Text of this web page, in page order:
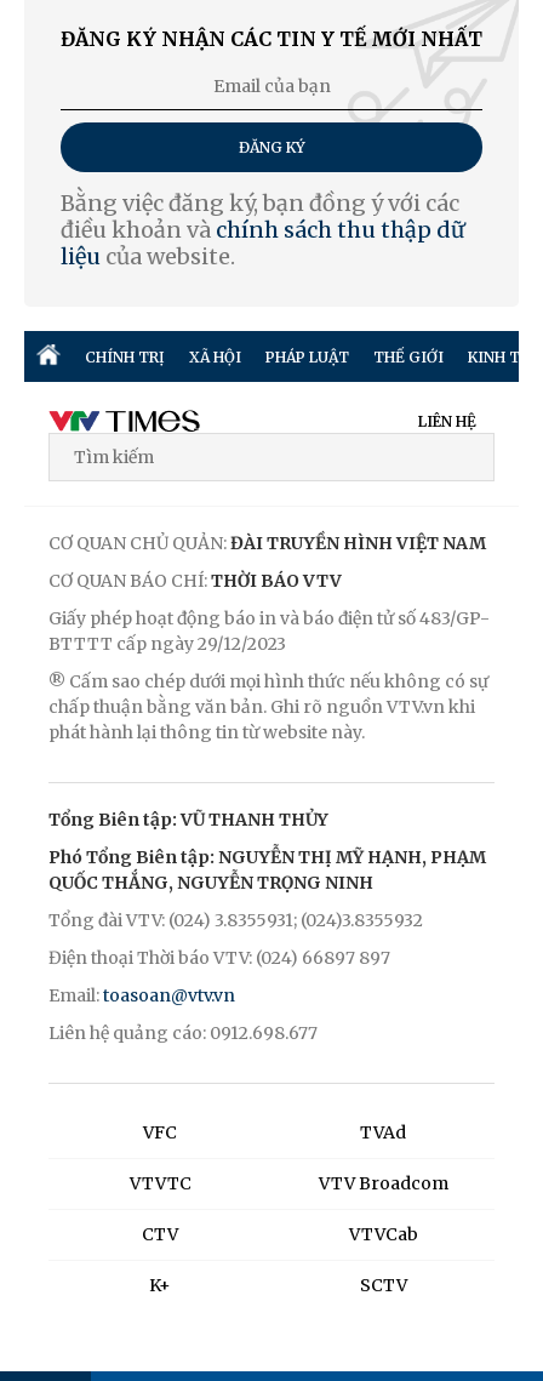
ĐĂNG KÝ NHẬN CÁC TIN Y TẾ MỚI NHẤT
ĐĂNG KÝ
Bằng việc đăng ký, bạn đồng ý với các
điều khoản và chính sách thu thập dữ
liệu của website.
CHÍNH TRỊ XÃ HỘI PHÁP LUẬT THẾ GIỚI KINH TẾ
LIÊN HỆ
CƠ QUAN CHỦ QUẢN:ĐÀI TRUYỀN HÌNH VIỆT NAM
CƠ QUAN BÁO CHÍ:THỜI BÁO VTV
Giấy phép hoạt động báo in và báo điện tử số 483/GP-
BTTTT cấp ngày 29/12/2023
® Cấm sao chép dưới mọi hình thức nếu không có sự
chấp thuận bằng văn bản. Ghi rõ nguồn VTV.vn khi
phát hành lại thông tin từ website này.
Tổng Biên tập: VŨ THANH THỦY
Phó Tổng Biên tập: NGUYỄN THỊ MỸ HẠNH, PHẠM
QUỐC THẮNG, NGUYỄN TRỌNG NINH
Tổng đài VTV: (024) 3.8355931; (024)3.8355932
Điện thoại Thời báo VTV: (024) 66897 897
Email:toasoan@vtv.vn
Liên hệ quảng cáo: 0912.698.677
VFC
VTVTC
CTV
K+
TVAd
VTV Broadcom
VTVCab
SCTV